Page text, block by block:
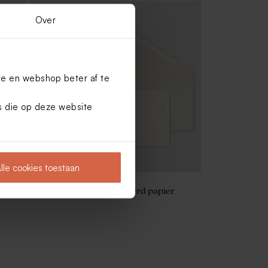
Over
en webshop beter af te
die op deze website
cookies toestaan
Envelop lang gerecycleerd papier